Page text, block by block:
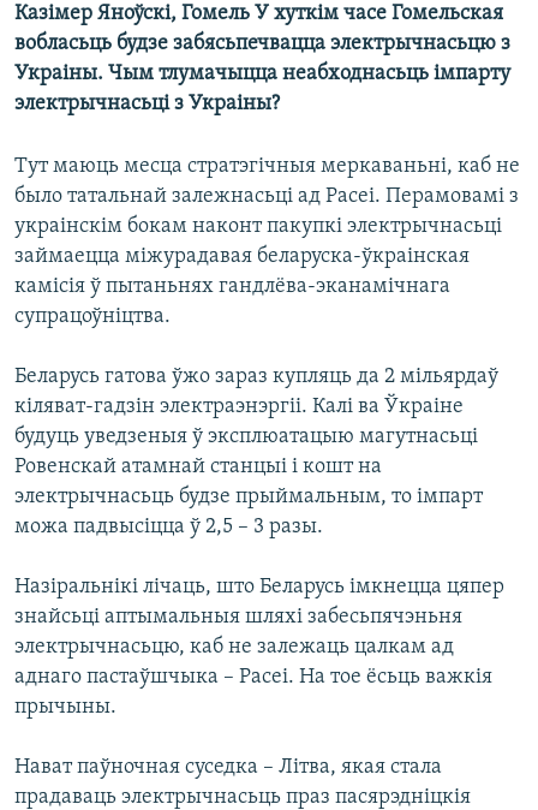
ПАЛІТВЯЗЬНІ
КУЛЬТУРА
КАЛЯНДАР
PREMIUM
МОВА
НА ХВАЛЯХ СВАБОДЫ
Усе сайты РС/РСЭ
Казімер Яноўскі, Гомель У хуткім часе Гомельская
вобласьць будзе забясьпечвацца электрычнасьцю з
Украіны. Чым тлумачыцца неабходнасьць імпарту
электрычнасьці з Украіны?
Тут маюць месца стратэгічныя меркаваньні, каб не
было татальнай залежнасьці ад Расеі. Перамовамі з
украінскім бокам наконт пакупкі электрычнасьці
займаецца міжурадавая беларуска-ўкраінская
камісія ў пытаньнях гандлёва-эканамічнага
супрацоўніцтва.
Беларусь гатова ўжо зараз купляць да 2 мільярдаў
кіляват-гадзін электраэнэргіі. Калі ва Ўкраіне
будуць уведзеныя ў эксплюатацыю магутнасьці
Ровенскай атамнай станцыі і кошт на
электрычнасьць будзе прыймальным, то імпарт
можа падвысіцца ў 2,5 – 3 разы.
Назіральнікі лічаць, што Беларусь імкнецца цяпер
знайсьці аптымальныя шляхі забесьпячэньня
электрычнасьцю, каб не залежаць цалкам ад
аднаго пастаўшчыка – Расеі. На тое ёсьць важкія
прычыны.
Нават паўночная суседка – Літва, якая стала
прадаваць электрычнасьць праз пасярэдніцкія